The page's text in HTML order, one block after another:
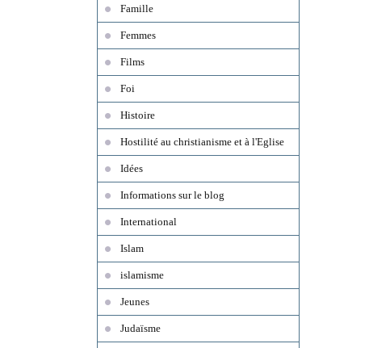
Famille
Femmes
Films
Foi
Histoire
Hostilité au christianisme et à l'Eglise
Idées
Informations sur le blog
International
Islam
islamisme
Jeunes
Judaïsme